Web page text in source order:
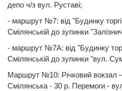
депо ч/з вул. Руставі;
- маршрут №7: від "Будинку
Смілянській до зупинки
- маршрут №7А: від "Будинку
Смілянській до зупинки "вул.
Маршрут №10: Річковий вокзал
Смілянська - 30 р. Перемоги -